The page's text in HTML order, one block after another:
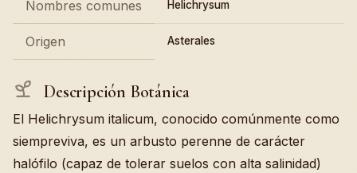
Nombres comunes Helichrysum
Origen Asterales
Descripción Botánica
El Helichrysum italicum, conocido comúnmente como
siempreviva, es un arbusto perenne de carácter
halófilo (capaz de tolerar suelos con alta salinidad)